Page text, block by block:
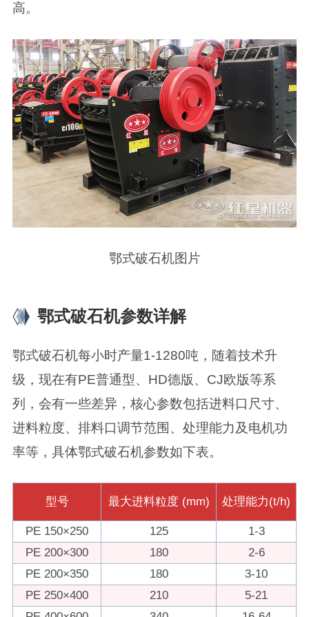
高。‌
鄂式破石机图片
鄂式破石机参数详解
鄂式破石机每小时产量1-1280吨，随着技术升
级，现在有PE普通型、HD德版、CJ欧版等系
列，会有一些差异，核心参数包括‌进料口尺寸‌、‌
进料粒度‌、‌排料口调节范围‌、‌处理能力‌及电机功
率等，具体鄂式破石机参数如下表。
型号 最大进料粒度 (mm) 处理能力(t/h)
PE 150×250 125
1-3
PE 200×300
180
2-6
PE 200×350
180
3-10
PE 250×400
210
5-21